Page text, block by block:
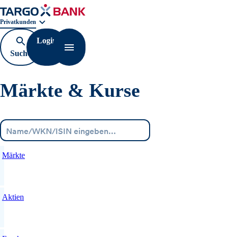
Geschäftsbereichnavigation. Aktuelle Auswahl:
Privatkunden
Suche
öffnen
Login
Navigation öffnen
Märkte & Kurse
Märkte
Aktien